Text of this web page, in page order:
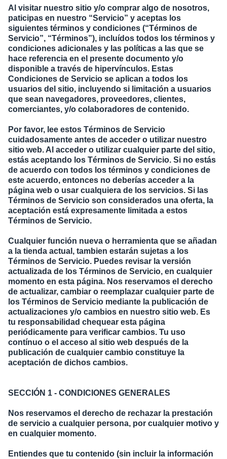
Al visitar nuestro sitio y/o comprar algo de nosotros,
paticipas en nuestro “Servicio” y aceptas los
siguientes términos y condiciones (“Términos de
Servicio”, “Términos”), incluídos todos los términos y
condiciones adicionales y las políticas a las que se
hace referencia en el presente documento y/o
disponible a través de hipervínculos. Estas
Condiciones de Servicio se aplican a todos los
usuarios del sitio, incluyendo si limitación a usuarios
que sean navegadores, proveedores, clientes,
comerciantes, y/o colaboradores de contenido.
Por favor, lee estos Términos de Servicio
cuidadosamente antes de acceder o utilizar nuestro
sitio web. Al acceder o utilizar cualquier parte del sitio,
estás aceptando los Términos de Servicio. Si no estás
de acuerdo con todos los términos y condiciones de
este acuerdo, entonces no deberías acceder a la
página web o usar cualquiera de los servicios. Si las
Términos de Servicio son considerados una oferta, la
aceptación está expresamente limitada a estos
Términos de Servicio.
Cualquier función nueva o herramienta que se añadan
a la tienda actual, tambien estarán sujetas a los
Términos de Servicio. Puedes revisar la versión
actualizada de los Términos de Servicio, en cualquier
momento en esta página. Nos reservamos el derecho
de actualizar, cambiar o reemplazar cualquier parte de
los Términos de Servicio mediante la publicación de
actualizaciones y/o cambios en nuestro sitio web. Es
tu responsabilidad chequear esta página
periódicamente para verificar cambios. Tu uso
contínuo o el acceso al sitio web después de la
publicación de cualquier cambio constituye la
aceptación de dichos cambios.
SECCIÓN 1 - CONDICIONES GENERALES
Nos reservamos el derecho de rechazar la prestación
de servicio a cualquier persona, por cualquier motivo y
en cualquier momento.
Entiendes que tu contenido (sin incluir la información